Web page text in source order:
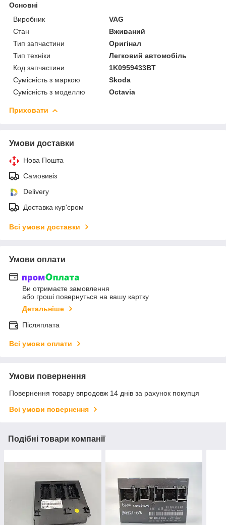
Основні
Виробник
VAG
Стан
Вживаний
Тип запчастини
Оригінал
Тип техніки
Легковий автомобіль
Код запчастини
1K0959433BT
Сумісність з маркою
Skoda
Сумісність з моделлю
Octavia
Приховати
Умови доставки
Нова Пошта
Самовивіз
Delivery
Доставка кур'єром
Всі умови доставки
Умови оплати
Ви отримаєте замовлення
або гроші повернуться на вашу картку
Детальніше
Післяплата
Всі умови оплати
Умови повернення
Повернення товару впродовж 14 днів за рахунок покупця
Всі умови повернення
Подібні товари компанії